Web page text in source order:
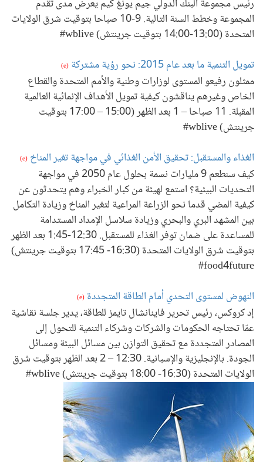
رئيس مجموعة البنك الدولي جيم يونغ كيم يعرض مدى تقدم
المجموعة وخطط السنة التالية. 9-10 صباحا بتوقيت شرق الولايات
المتحدة (13:00-14:00 بتوقيت جرينتش) wblive#
تمويل التنمية ما بعد عام 2015: نحو رؤية مشتركة
(e)
ممثلون رفيعو المستوى لوزارات وطنية والأمم المتحدة والقطاع
الخاص وغيرهم يناقشون كيفية تمويل الأهداف الإنمائية العالمية
المقبلة. 11 صباحا – 1 بعد الظهر (15:00 – 17:00 بتوقيت
جرينتش) wblive#
الغذاء والمستقبل: تحقيق الأمن الغذائي في مواجهة تغير المناخ (e)
كيف سنطعم 9 مليارات نسمة بحلول عام 2050 في مواجهة
التحديات البيئية؟ استمع لهيئة من كبار الخبراء وهم يتحدثون عن
كيفية المضي قدما نحو الزراعة المراعية لتغير المناخ وزيادة التكامل
بين المشهد البري والبحري وزيادة سلاسل الإمداد المستدامة
للمساعدة على ضمان توفر الغذاء للمستقبل. 12:30-1:45 بعد الظهر
بتوقيت شرق الولايات المتحدة (16:30- 17:45 بتوقيت جرينتش)
food4future#
النهوض لمستوى التحدي أمام الطاقة المتجددة (e)
إد كروكس، رئيس تحرير فاينانشال تايمز للطاقة، يدير جلسة نقاشية
عمّا تحتاجه الحكومات والشركات وشركاء التنمية للتحول إلى
المصادر المتجددة مع تحقيق التوازن بين مسائل البيئة ومسائل
الجودة. بالإنجليزية والإسبانية. 12:30 – 2 بعد الظهر بتوقيت شرق
الولايات المتحدة (16:30- 18:00 بتوقيت جرينتش) wblive#